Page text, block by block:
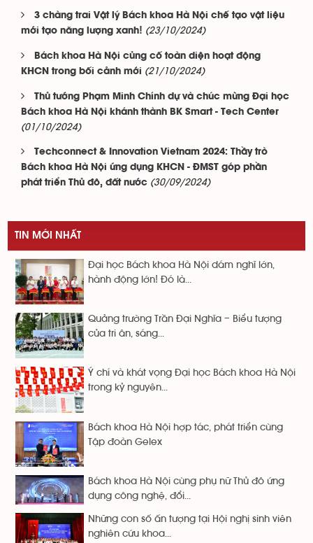
3 chàng trai Vật lý Bách khoa Hà Nội chế tạo vật liệu
mới tạo năng lượng xanh! (23/10/2024)
Bách khoa Hà Nội củng cố toàn diện hoạt động
KHCN trong bối cảnh mới (21/10/2024)
Thủ tướng Phạm Minh Chính dự và chúc mừng Đại học
Bách khoa Hà Nội khánh thành BK Smart - Tech Center
(01/10/2024)
Techconnect & Innovation Vietnam 2024: Thầy trò
Bách khoa Hà Nội ứng dụng KHCN - ĐMST góp phần
phát triển Thủ đô, đất nước (30/09/2024)
TIN MỚI NHẤT
Đại học Bách khoa Hà Nội dám nghĩ lớn,
hành động lớn! Đó là...
Quảng trường Trần Đại Nghĩa – Biểu tượng
của tri ân, sáng...
Ý chí và khát vọng Đại học Bách khoa Hà Nội
trong kỷ nguyên...
Bách khoa Hà Nội hợp tác, phát triển cùng
Tập đoàn Gelex
Bách khoa Hà Nội cùng phụ nữ Thủ đô ứng
dụng công nghệ, đổi...
Những con số ấn tượng tại Hội nghị sinh viên
nghiên cứu khoa...